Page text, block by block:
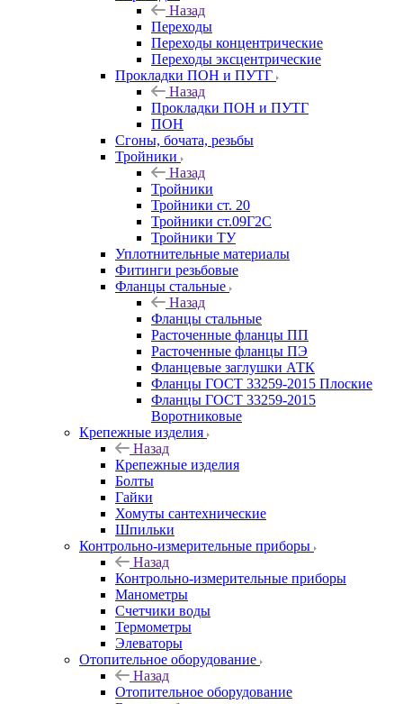
Назад
Переходы
Переходы концентрические
Переходы эксцентрические
Прокладки ПОН и ПУТГ
Назад
Прокладки ПОН и ПУТГ
ПОН
Сгоны, бочата, резьбы
Тройники
Назад
Тройники
Тройники ст. 20
Тройники ст.09Г2С
Тройники ТУ
Уплотнительные материалы
Фитинги резьбовые
Фланцы стальные
Назад
Фланцы стальные
Расточенные фланцы ПП
Расточенные фланцы ПЭ
Фланцевые заглушки АТК
Фланцы ГОСТ 33259-2015 Плоские
Фланцы ГОСТ 33259-2015
Воротниковые
Крепежные изделия
Назад
Крепежные изделия
Болты
Гайки
Хомуты сантехнические
Шпильки
Контрольно-измерительные приборы
Назад
Контрольно-измерительные приборы
Манометры
Счетчики воды
Термометры
Элеваторы
Отопительное оборудование
Назад
Отопительное оборудование